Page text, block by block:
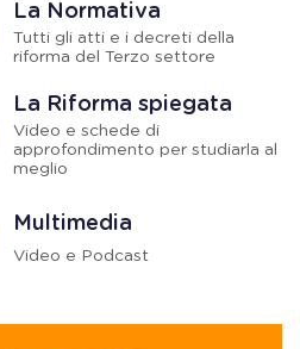
La Normativa
Tutti gli atti e i decreti della
riforma del Terzo settore
La Riforma spiegata
Video e schede di
approfondimento per studiarla al
meglio
Multimedia
Video e Podcast